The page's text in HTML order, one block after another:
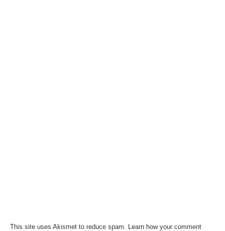
This site uses Akismet to reduce spam. Learn how your comment